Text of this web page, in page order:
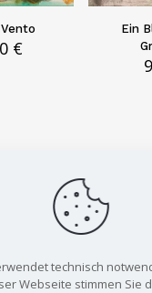
€
Ein
technisch
Webseite stimmen Sie